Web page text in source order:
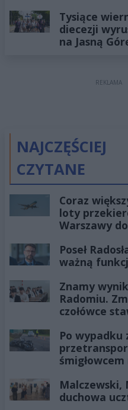
Tysiące
diecezji
na Jasną
REKLAMA
NAJCZĘŚCIEJ
CZYTANE
Coraz
loty
Warszawy
Poseł
ważną
Znamy
Radomiu.
czołówce
Po wypadku
żyłach
Malczewski,
duchowa